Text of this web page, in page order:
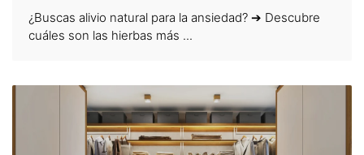
¿Buscas alivio natural para la ansiedad? ➔ Descubre
cuáles son las hierbas más ...